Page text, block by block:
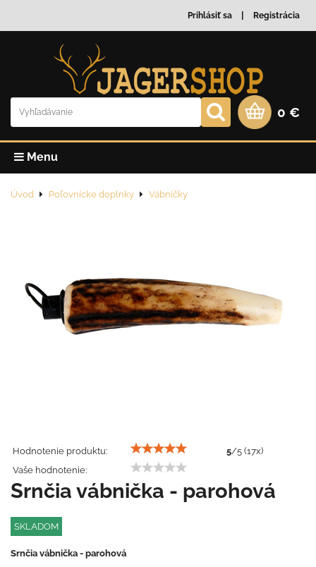
Prihlásiť sa Registrácia
0 €
Menu
Úvod Poľovnícke doplnky Vábničky
Hodnotenie produktu: 5/5 (17x)
Vaše hodnotenie:
Srnčia vábnička - parohová
SKLADOM
Srnčia vábnička - parohová